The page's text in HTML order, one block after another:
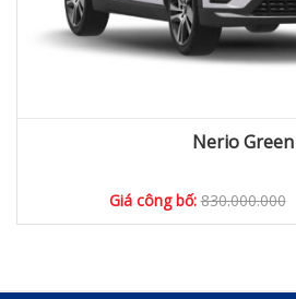
Nerio Green
Giá công bố:830.000.000